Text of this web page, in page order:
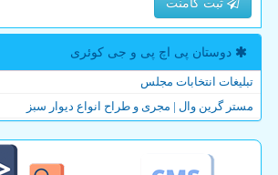
ثبت کامنت
دوستان پی اچ پی و جی كوئری
تبلیغات انتخابات مجلس
مستر گرین وال | مجری و طراح انواع دیوار سبز